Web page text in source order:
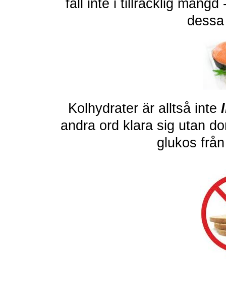
fall inte i tillräcklig mängd
Kolhydrater är alltså inte
andra ord klara sig utan
glukos